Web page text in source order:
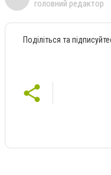
головний редактор
Поділіться та